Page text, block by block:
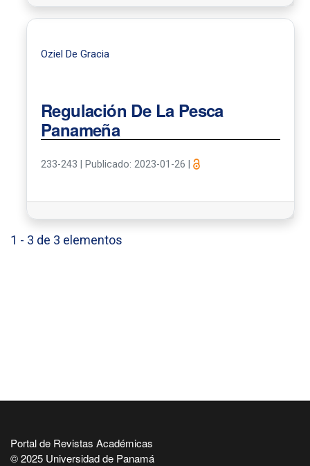
Oziel De Gracia
Regulación De La Pesca
Panameña
233-243 Publicado: 2023-01-26
1 - 3 de 3 elementos
Portal de Revistas Académicas
© 2025 Universidad de Panamá